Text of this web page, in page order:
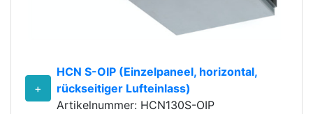
+
HCN S-OIP (Einzelpaneel, horizontal,
rückseitiger Lufteinlass)
Artikelnummer: HCN130S-OIP